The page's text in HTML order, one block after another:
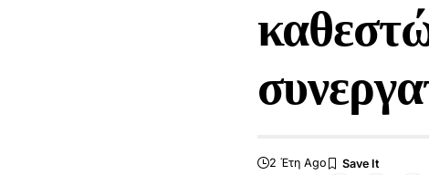
2 Έτη Ago